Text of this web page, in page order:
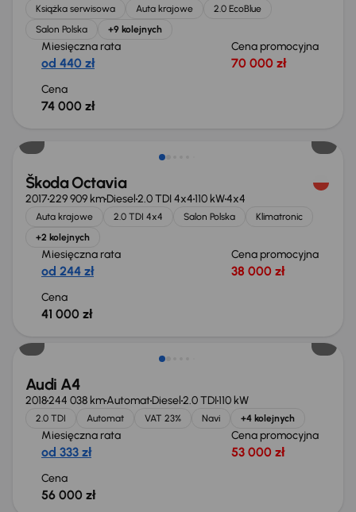
Książka serwisowa Auta krajowe
2.0 EcoBlue
Salon Polska
+9 kolejnych
Miesięczna rata
od 440 zł
Cena promocyjna
70 000 zł
Cena
74 000 zł
Škoda Octavia
2017229 909 kmDiesel2.0 TDI 4x4110 kW4x4
Auta krajowe 2.0 TDI 4x4 Salon Polska
Klimatronic
+2 kolejnych
Miesięczna rata
od 244 zł
Cena promocyjna
38 000 zł
Cena
41 000 zł
Audi A4
2018244 038 kmAutomatDiesel2.0 TDI110 kW
2.0 TDI Automat VAT 23% Navi +4 kolejnych
Miesięczna rata
od 333 zł
Cena promocyjna
53 000 zł
Cena
56 000 zł
Taniej o 1 000 zł